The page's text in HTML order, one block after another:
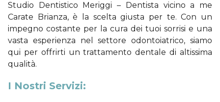
Studio Dentistico Meriggi – Dentista vicino a me
Carate Brianza, è la scelta giusta per te. Con un
impegno costante per la cura dei tuoi sorrisi e una
vasta esperienza nel settore odontoiatrico, siamo
qui per offrirti un trattamento dentale di altissima
qualità.
I Nostri Servizi: